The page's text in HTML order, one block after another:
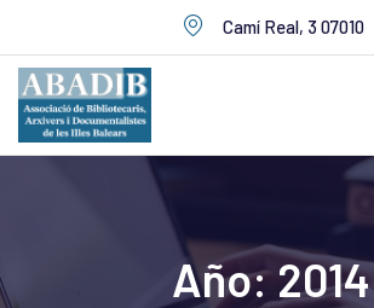
to
content
Camí Real, 3 07010
Año:2014